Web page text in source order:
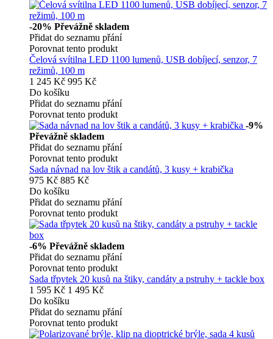
-20% Převážně skladem
Přidat do seznamu přání
Porovnat tento produkt
Čelová svítilna LED 1100 lumenů, USB dobíjecí, senzor, 7
režimů, 100 m
1 245 Kč 995 Kč
Do košíku
Přidat do seznamu přání
Porovnat tento produkt
-9%
Převážně skladem
Přidat do seznamu přání
Porovnat tento produkt
Sada návnad na lov štik a candátů, 3 kusy + krabička
975 Kč 885 Kč
Do košíku
Přidat do seznamu přání
Porovnat tento produkt
-6% Převážně skladem
Přidat do seznamu přání
Porovnat tento produkt
Sada třpytek 20 kusů na štiky, candáty a pstruhy + tackle box
1 595 Kč 1 495 Kč
Do košíku
Přidat do seznamu přání
Porovnat tento produkt